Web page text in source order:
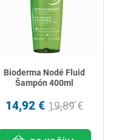
Bioderma Nodé Fluid
Šampón 400ml
14,92 € 19,89 €